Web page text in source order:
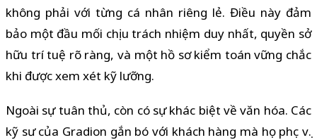
không phải với từng cá nhân riêng lẻ. Điều này đảm
bảo một đầu mối chịu trách nhiệm duy nhất, quyền sở
hữu trí tuệ rõ ràng, và một hồ sơ kiểm toán vững chắc
khi được xem xét kỹ lưỡng.
Ngoài sự tuân thủ, còn có sự khác biệt về văn hóa. Các
kỹ sư của Gradion gắn bó với khách hàng mà họ phục vụ.